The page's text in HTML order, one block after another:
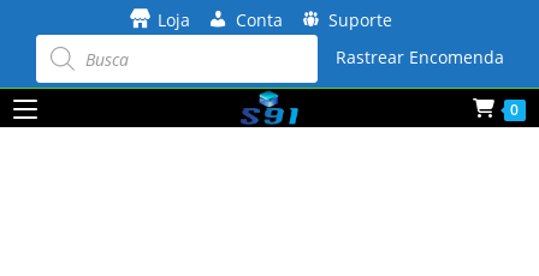
conteúdo
Loja Conta Suporte
Pesquisar
produtos Rastrear Encomenda
0